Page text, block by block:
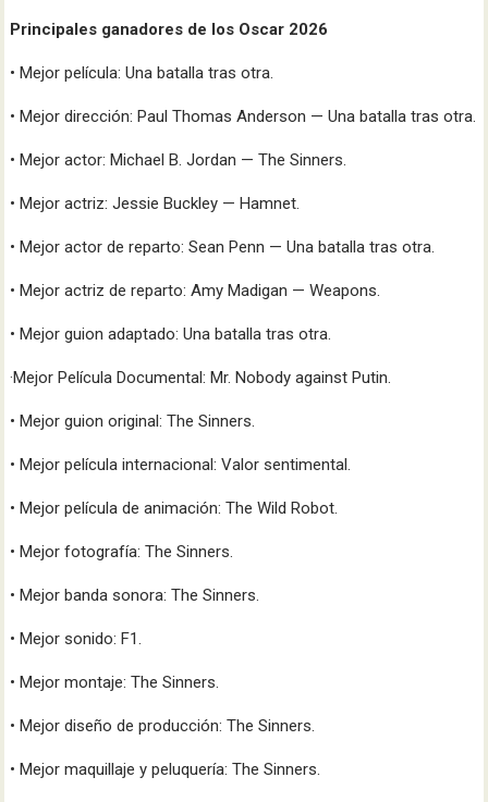
Principales ganadores de los Oscar 2026
• Mejor película: Una batalla tras otra.
• Mejor dirección: Paul Thomas Anderson — Una batalla tras otra.
• Mejor actor: Michael B. Jordan — The Sinners.
• Mejor actriz: Jessie Buckley — Hamnet.
• Mejor actor de reparto: Sean Penn — Una batalla tras otra.
• Mejor actriz de reparto: Amy Madigan — Weapons.
• Mejor guion adaptado: Una batalla tras otra.
·Mejor Película Documental: Mr. Nobody against Putin.
• Mejor guion original: The Sinners.
• Mejor película internacional: Valor sentimental.
• Mejor película de animación: The Wild Robot.
• Mejor fotografía: The Sinners.
• Mejor banda sonora: The Sinners.
• Mejor sonido: F1.
• Mejor montaje: The Sinners.
• Mejor diseño de producción: The Sinners.
• Mejor maquillaje y peluquería: The Sinners.